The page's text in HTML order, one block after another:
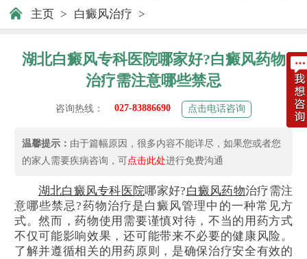
主页 > 白癜风治疗 >
湖北白癜风专科医院哪家好?白癜风药物
治疗需注意哪些禁忌
咨询热线： 027-83886690 点击电话咨询
温馨提示： 由于篇幅原因，很多内容不能详尽，如果您或者您
的家人需要疾病咨询，可点击此处进行免费沟通
湖北白癜风专科医院哪家好?白癜风药物治疗需注
意哪些禁忌?药物治疗是白癜风管理中的一种常见方
式。然而，药物使用需要谨慎对待，不当的用药方式
不仅可能影响效果，还可能带来不必要的健康风险。
了解并遵循相关的用药原则，是确保治疗安全有效的